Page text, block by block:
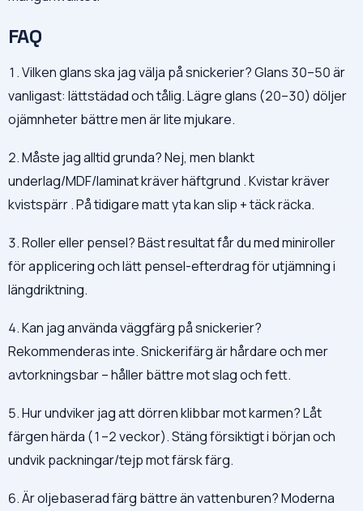
FAQ
1. Vilken glans ska jag välja på snickerier? Glans 30–50 är
vanligast: lättstädad och tålig. Lägre glans (20–30) döljer
ojämnheter bättre men är lite mjukare.
2. Måste jag alltid grunda? Nej, men blankt
underlag/MDF/laminat kräver häftgrund . Kvistar kräver
kvistspärr . På tidigare matt yta kan slip + täck räcka.
3. Roller eller pensel? Bäst resultat får du med miniroller
för applicering och lätt pensel-efterdrag för utjämning i
längdriktning.
4. Kan jag använda väggfärg på snickerier?
Rekommenderas inte. Snickerifärg är hårdare och mer
avtorkningsbar – håller bättre mot slag och fett.
5. Hur undviker jag att dörren klibbar mot karmen? Låt
färgen härda (1–2 veckor). Stäng försiktigt i början och
undvik packningar/tejp mot färsk färg.
6. Är oljebaserad färg bättre än vattenburen? Moderna